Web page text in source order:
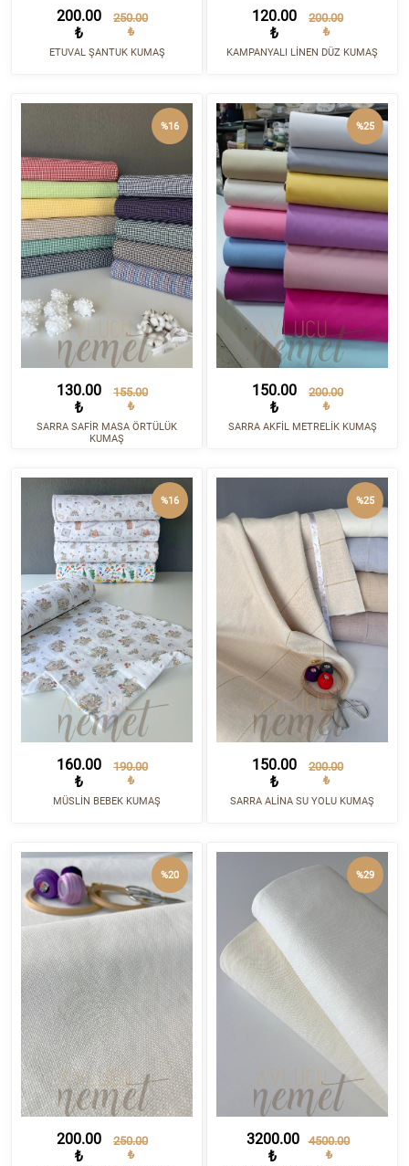
200.00
₺
250.00
₺
ETUVAL ŞANTUK KUMAŞ
120.00
₺
200.00
₺
KAMPANYALI LİNEN DÜZ KUMAŞ
130.00
₺
155.00
₺
SARRA SAFİR MASA ÖRTÜLÜK
KUMAŞ
%16
150.00
₺
200.00
₺
SARRA AKFİL METRELİK KUMAŞ
%25
160.00
₺
190.00
₺
MÜSLİN BEBEK KUMAŞ
%16
150.00
₺
200.00
₺
SARRA ALİNA SU YOLU KUMAŞ
%25
200.00
₺
250.00
₺
%20
3200.00
₺
4500.00
₺
%29